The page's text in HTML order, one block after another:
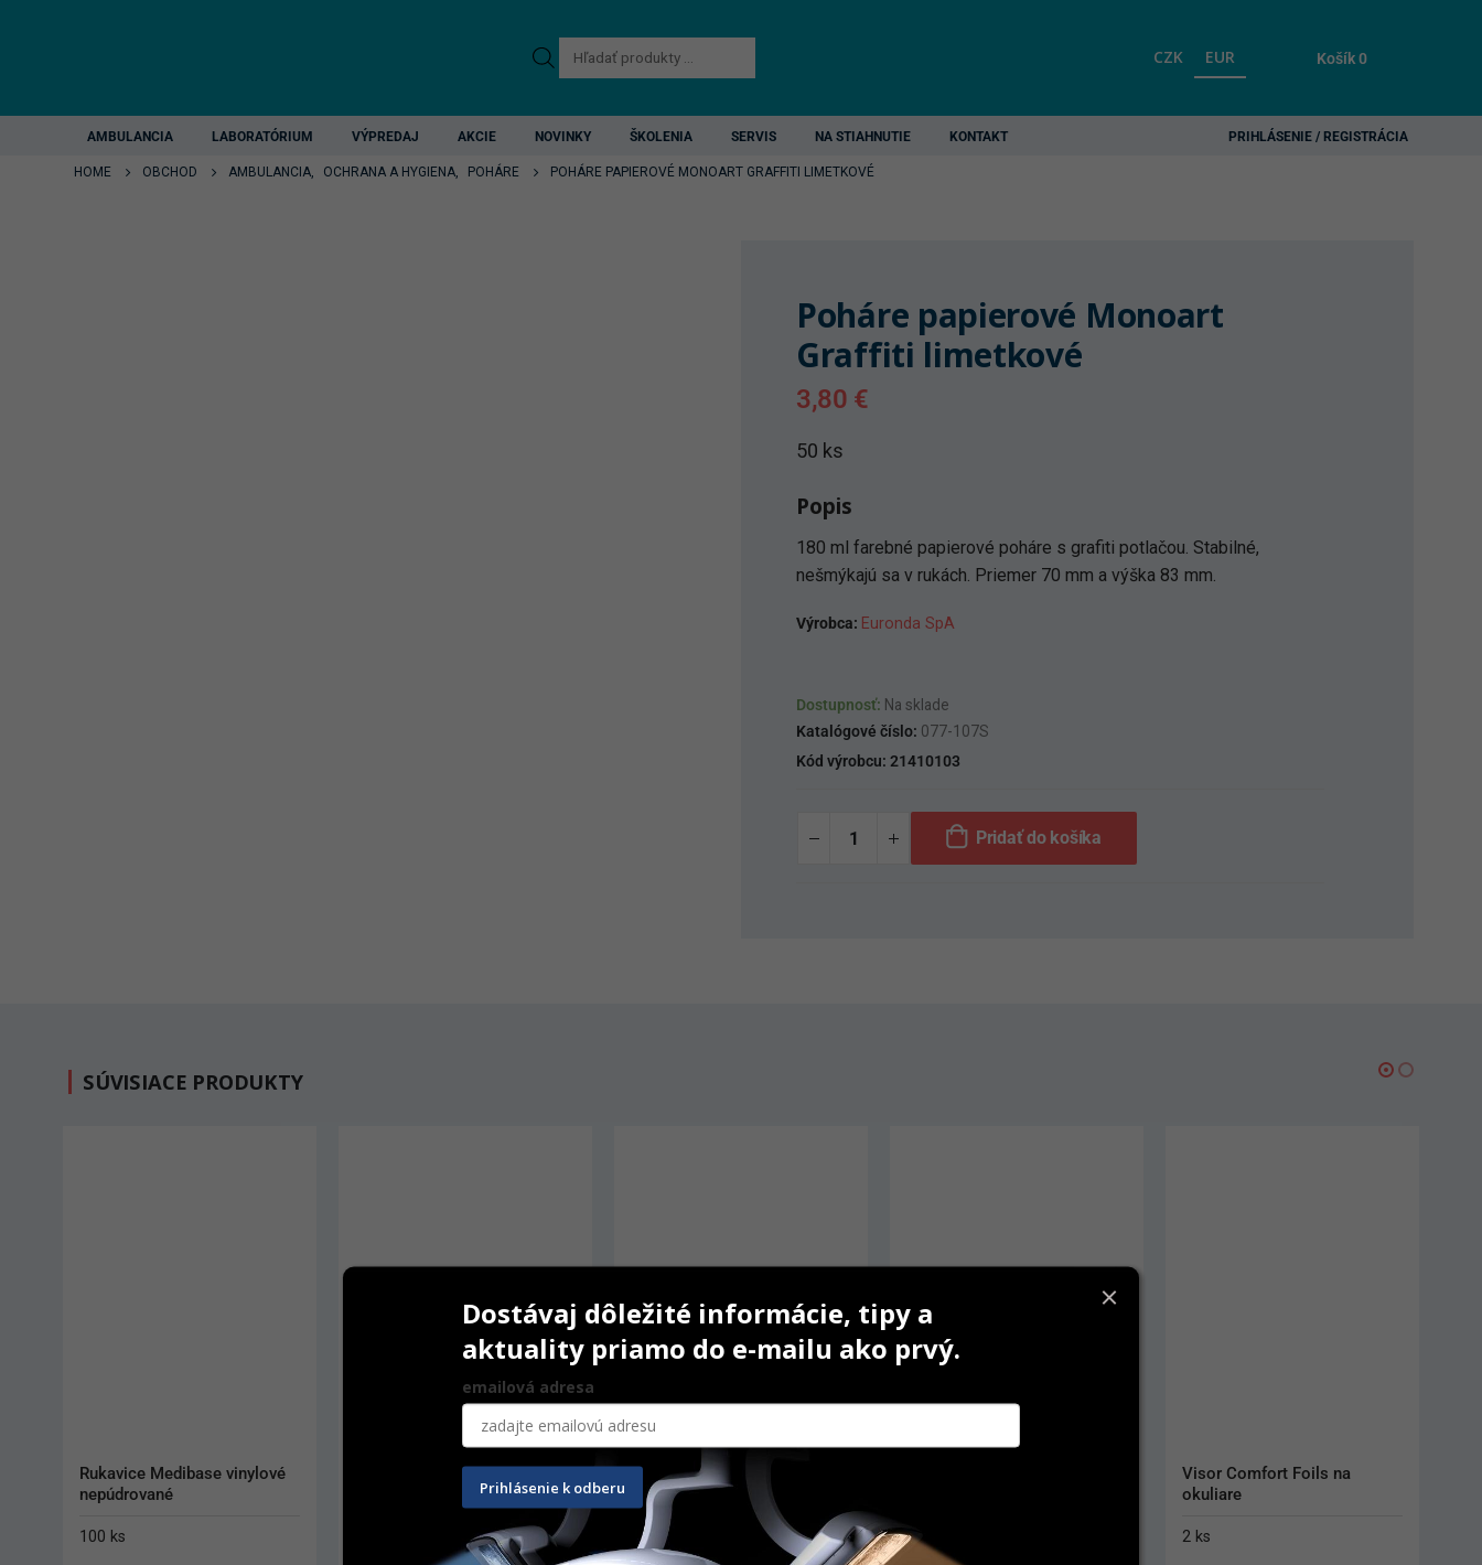
Products
search
CZK EUR Košík0
AMBULANCIA LABORATÓRIUM VÝPREDAJ AKCIE NOVINKY ŠKOLENIA SERVIS NA STIAHNUTIE KONTAKT PRIHLÁSENIE / REGISTRÁCIA
HOME OBCHOD AMBULANCIA, OCHRANA A HYGIENA, POHÁRE POHÁRE PAPIEROVÉ MONOART GRAFFITI LIMETKOVÉ
Poháre papierové Monoart
Graffiti limetkové
3,80 €
50 ks
Popis
180 ml farebné papierové poháre s grafiti potlačou. Stabilné,
nešmýkajú sa v rukách. Priemer 70 mm a výška 83 mm.
Výrobca: Euronda SpA
Dostupnosť: Na sklade
Katalógové číslo: 077-107S
Kód výrobcu: 21410103
Pridať do košíka
SÚVISIACE PRODUKTY
Rukavice Semper sterilné č.
8,5
2 ks
Rukavice Medibase nitrilové
Parotisroll
100 ks 2 ks
Rukavice Semper Velvet XP
nitrilové XS
200 ks
Dostávaj dôležité informácie, tipy a
aktuality priamo do e-mailu ako prvý.
emailová adresa
Prihlásenie k odberu